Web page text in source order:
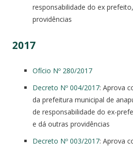
responsabilidade do ex
providências
2017
Ofício Nº 280/2017
Decreto Nº 004/2017: Aprova
da prefeitura municipal de
de responsabilidade do ex-
e dá outras providências
Decreto Nº 003/2017: Aprova